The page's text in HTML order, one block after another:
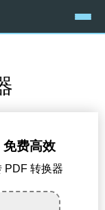
费高效
PDF 转换器